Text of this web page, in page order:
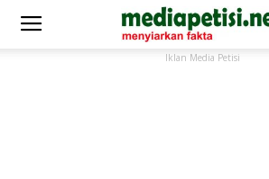
Iklan Media Petisi